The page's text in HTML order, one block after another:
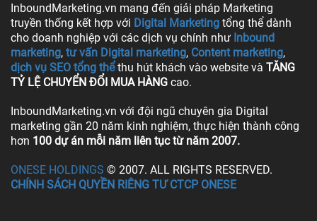
InboundMarketing.vn mang đến giải pháp Marketing
truyền thống kết hợp với Digital Marketing tổng thể dành
cho doanh nghiệp với các dịch vụ chính như Inbound
marketing, tư vấn Digital marketing, Content marketing,
dịch vụ SEO tổng thể thu hút khách vào website và TĂNG
TỶ LỆ CHUYỂN ĐỔI MUA HÀNG cao.
InboundMarketing.vn với đội ngũ chuyên gia Digital
marketing gần 20 năm kinh nghiệm, thực hiện thành công
hơn 100 dự án mỗi năm liên tục từ năm 2007.
ONESE HOLDINGS © 2007. ALL RIGHTS RESERVED.
CHÍNH SÁCH QUYỀN RIÊNG TƯ CTCP ONESE